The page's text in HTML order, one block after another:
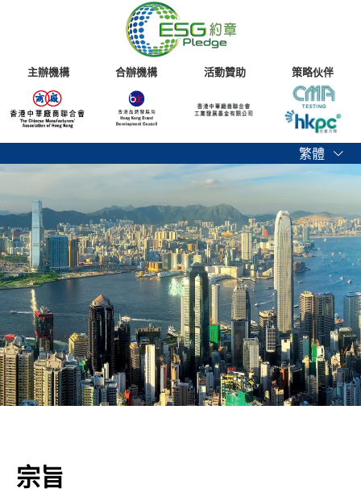
主辦機構 合辦機構 活動贊助 策略伙伴
繁體
宗旨